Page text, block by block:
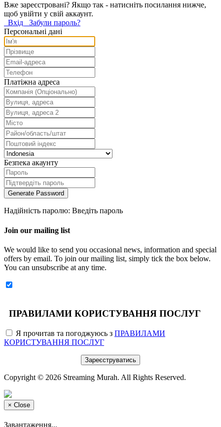
Вже зареєстровані? Якщо так - натисніть посилання нижче,
щоб увійти у свій аккаунт.
Вхід
Забули пароль?
Персональні дані
Платіжна адреса
Безпека акаунту
Generate Password
Надійність паролю: Введіть пароль
Join our mailing list
We would like to send you occasional news, information and special
offers by email. To join our mailing list, simply tick the box below.
You can unsubscribe at any time.
ПРАВИЛАМИ КОРИСТУВАННЯ ПОСЛУГ
Я прочитав та погоджуюсь з ПРАВИЛАМИ
КОРИСТУВАННЯ ПОСЛУГ
Copyright © 2026 Streaming Murah. All Rights Reserved.
× Close
Завантаження...